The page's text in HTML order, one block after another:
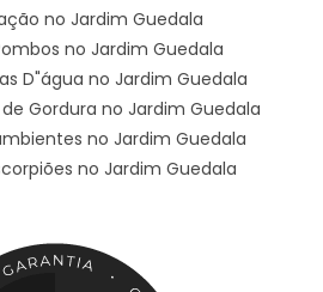
no Jardim Guedala
no Jardim Guedala
D"água no Jardim Guedala
Gordura no Jardim Guedala
no Jardim Guedala
no Jardim Guedala